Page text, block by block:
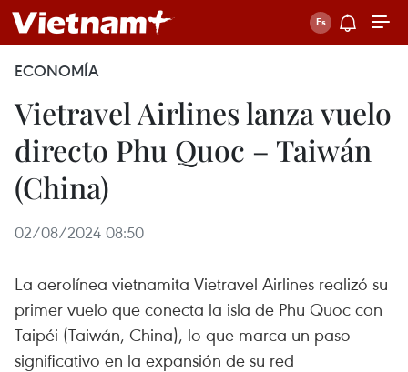
ECONOMÍA
Vietravel Airlines lanza vuelo
directo Phu Quoc – Taiwán
(China)
02/08/2024 08:50
La aerolínea vietnamita Vietravel Airlines realizó su
primer vuelo que conecta la isla de Phu Quoc con
Taipéi (Taiwán, China), lo que marca un paso
significativo en la expansión de su red